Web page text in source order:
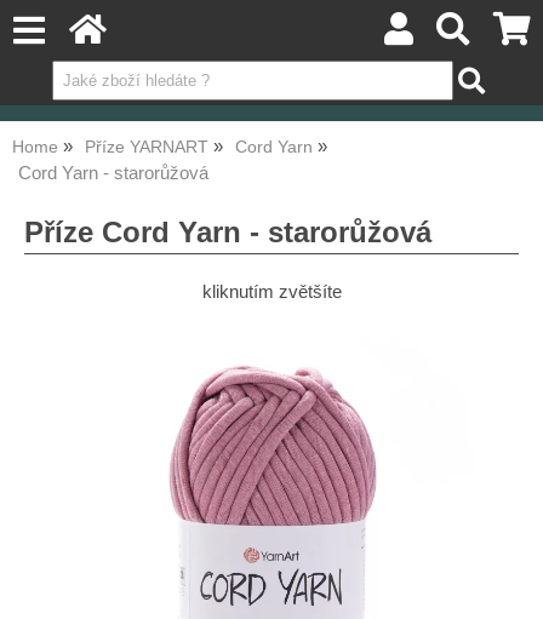
Home Příze YARNART Cord Yarn
Cord Yarn - starorůžová
Příze Cord Yarn - starorůžová
kliknutím zvětšíte